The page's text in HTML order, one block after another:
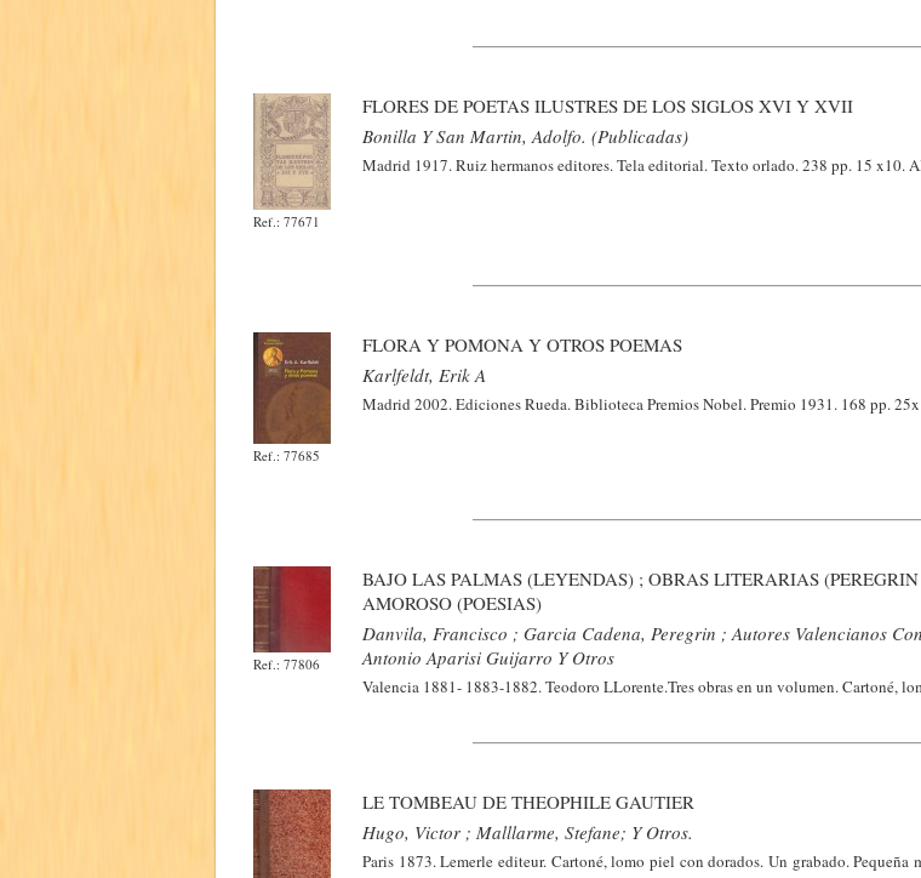
Ref.: 77671
FLORES DE POETAS ILUSTRES DE LOS SIGLOS XVI Y XVII
Bonilla Y San Martin, Adolfo. (Publicadas)
Madrid 1917. Ruiz hermanos editores. Tela editorial. Texto orlado. 238 pp. 15 x10.
Ref.: 77685
FLORA Y POMONA Y OTROS POEMAS
Karlfeldt, Erik A
Madrid 2002. Ediciones Rueda. Biblioteca Premios Nobel. Premio 1931. 168 pp.
Ref.: 77806
BAJO LAS PALMAS (LEYENDAS) ; OBRAS LITERARIAS
AMOROSO (POESIAS)
Danvila, Francisco ; Garcia Cadena, Peregrin ; Autores Valencianos
Antonio Aparisi Guijarro Y Otros
Valencia 1881- 1883-1882. Teodoro LLorente.Tres obras en un volumen. Cartoné,
LE TOMBEAU DE THEOPHILE GAUTIER
Hugo, Victor ; Malllarme, Stefane; Y Otros.
Paris 1873. Lemerle editeur. Cartoné, lomo piel con dorados. Un grabado.